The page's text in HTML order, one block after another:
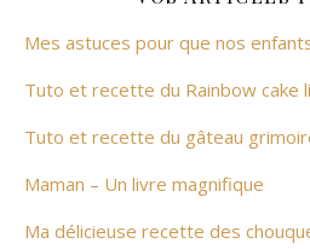
Mes astuces pour que nos
Tuto et recette du Rainbow cake
Tuto et recette du gâteau
Maman – Un livre magnifique
Ma délicieuse recette des